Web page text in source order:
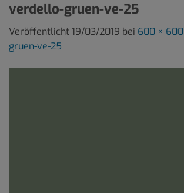
verdello-gruen-ve-25
Veröffentlicht 19/03/2019 bei 600 × 600
gruen-ve-25